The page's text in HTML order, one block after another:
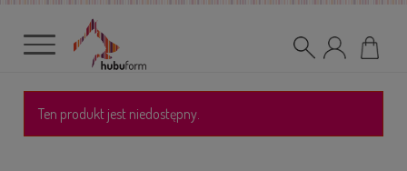
Ten produkt jest niedostępny.